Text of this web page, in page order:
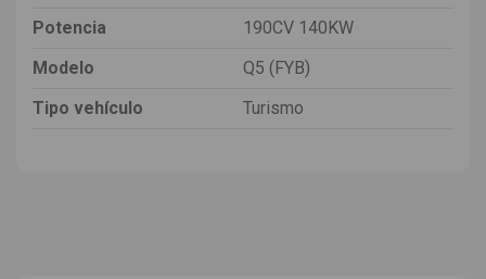
Potencia
190CV 140KW
Modelo
Q5 (FYB)
Tipo vehículo
Turismo